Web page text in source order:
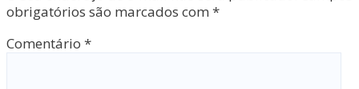
obrigatórios são marcados com *
Comentário *